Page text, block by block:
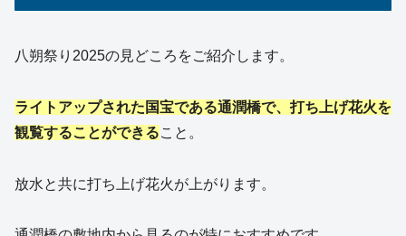
八朔祭り2025の見どころをご紹介します。
ライトアップされた国宝である通潤橋で、打ち上げ花火を
観覧することができること。
放水と共に打ち上げ花火が上がります。